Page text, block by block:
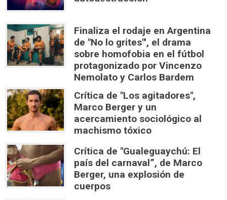
Finaliza el rodaje en Argentina
de "No lo grites"', el drama
sobre homofobia en el fútbol
protagonizado por Vincenzo
Nemolato y Carlos Bardem
Crítica de "Los agitadores",
Marco Berger y un
acercamiento sociológico al
machismo tóxico
Crítica de "Gualeguaychú: El
país del carnaval”, de Marco
Berger, una explosión de
cuerpos